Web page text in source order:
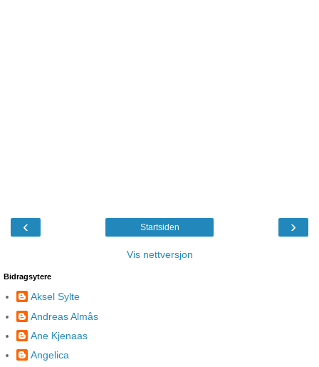
‹ ›
Startsiden
Vis nettversjon
Bidragsytere
Aksel Sylte
Andreas Almås
Ane Kjenaas
Angelica